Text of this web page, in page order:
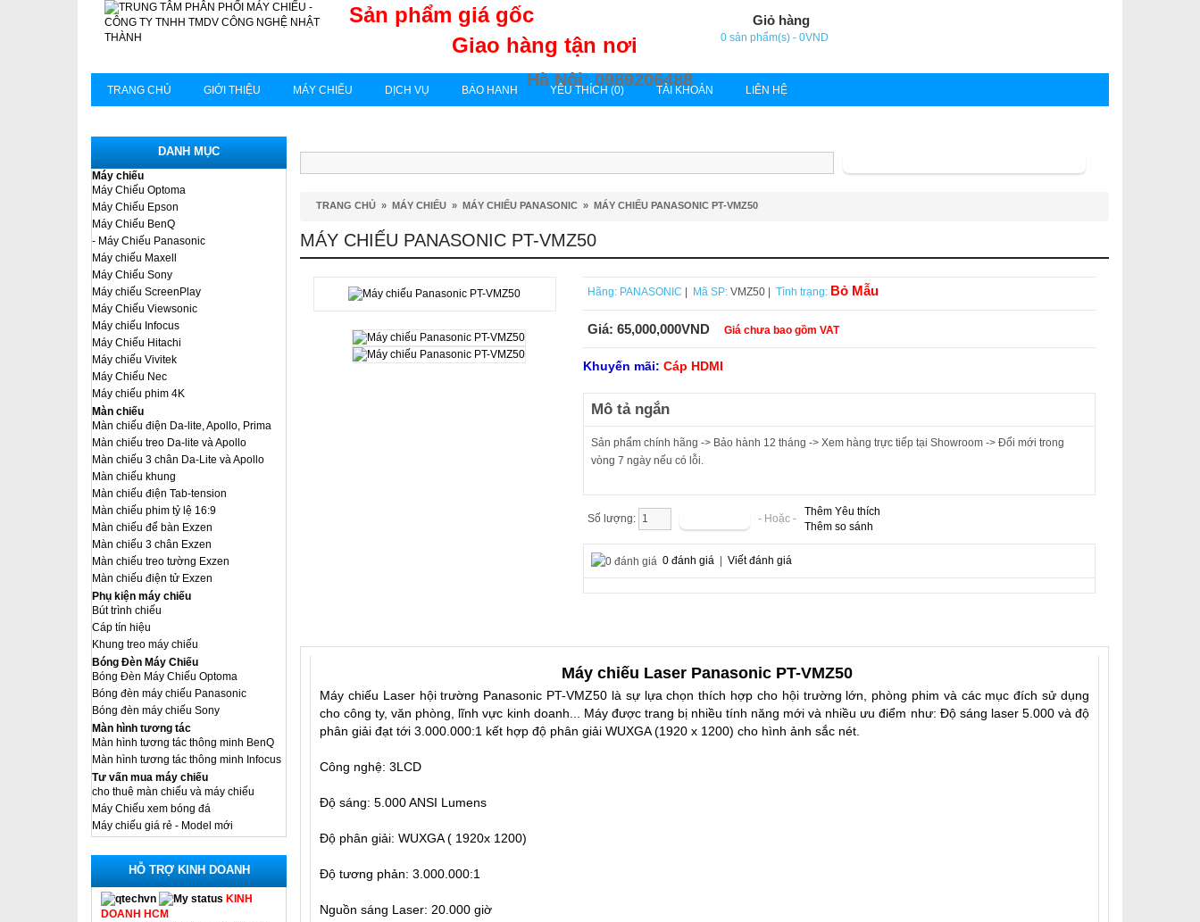
Sản phẩm giá gốc
Giao hàng tận nơi
Giỏ hàng
0 sản phẩm(s) - 0VND
HCM: 0909832705 Hà Nội: 0989206488
TRANG CHỦ GIỚI THIỆU MÁY CHIẾU DỊCH VỤ BẢO HÀNH YÊU THÍCH (0) TÀI KHOẢN LIÊN HỆ
DANH MỤC
Máy chiếu
Máy Chiếu Optoma
Máy Chiếu Epson
Máy Chiếu BenQ
- Máy Chiếu Panasonic
Máy chiếu Maxell
Máy Chiếu Sony
Máy chiếu ScreenPlay
Máy Chiếu Viewsonic
Máy chiếu Infocus
Máy Chiếu Hitachi
Máy chiếu Vivitek
Máy Chiếu Nec
Máy chiếu phim 4K
Màn chiếu
Màn chiếu điện Da-lite, Apollo, Prima
Màn chiếu treo Da-lite và Apollo
Màn chiếu 3 chân Da-Lite và Apollo
Màn chiếu khung
Màn chiếu điện Tab-tension
Màn chiếu phim tỷ lệ 16:9
Màn chiếu để bàn Exzen
Màn chiếu 3 chân Exzen
Màn chiếu treo tường Exzen
Màn chiếu điện tử Exzen
Phụ kiện máy chiếu
Bút trình chiếu
Cáp tín hiệu
Khung treo máy chiếu
Bóng Đèn Máy Chiếu
Bóng Đèn Máy Chiếu Optoma
Bóng đèn máy chiếu Panasonic
Bóng đèn máy chiếu Sony
Màn hình tương tác
Màn hình tương tác thông minh BenQ
Màn hình tương tác thông minh Infocus
Tư vấn mua máy chiếu
cho thuê màn chiếu và máy chiếu
Máy Chiếu xem bóng đá
Máy chiếu giá rẻ - Model mới
HỖ TRỢ KINH DOANH
KINH
DOANH HCM
TRANG CHỦ » MÁY CHIẾU » MÁY CHIẾU PANASONIC » MÁY CHIẾU PANASONIC PT-VMZ50
MÁY CHIẾU PANASONIC PT-VMZ50
Hãng: PANASONIC Mã SP:VMZ50 | Tình trạng: Bỏ Mẫu
Giá: 65,000,000VND Giá chưa bao gồm VAT
Khuyến mãi: Cáp HDMI
Mô tả ngắn
Sản phẩm chính hãng -> Bảo hành 12 tháng -> Xem hàng trực tiếp tại Showroom -> Đổi mới trong
vòng 7 ngày nếu có lỗi.
Số lượng: - Hoặc -
Thêm Yêu thích
Thêm so sánh
0 đánh giá| Viết đánh giá
Máy chiếu Laser Panasonic PT-VMZ50
Máy chiếu Laser hội trường Panasonic PT-VMZ50 là sự lựa chọn thích hợp cho hội trường lớn, phòng phim và các mục đích sử dụng
cho công ty, văn phòng, lĩnh vực kinh doanh... Máy được trang bị nhiều tính năng mới và nhiều ưu điểm như: Độ sáng laser 5.000 và độ
phân giải đạt tới 3.000.000:1 kết hợp độ phân giải WUXGA (1920 x 1200) cho hình ảnh sắc nét.
Công nghệ: 3LCD
Độ sáng: 5.000 ANSI Lumens
Độ phân giải: WUXGA ( 1920x 1200)
Độ tương phản: 3.000.000:1
Nguồn sáng Laser: 20.000 giờ